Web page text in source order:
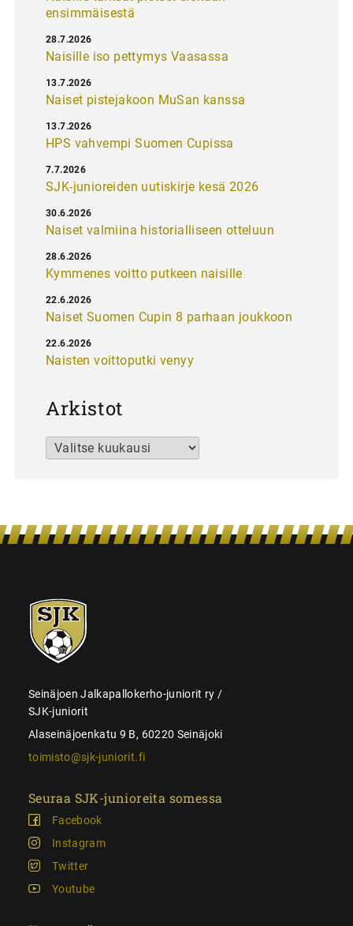
ensimmäisestä
Naisille iso pettymys Vaasassa
28.7.2026
Naiset pistejakoon MuSan kanssa
13.7.2026
HPS vahvempi Suomen Cupissa
13.7.2026
SJK-junioreiden uutiskirje kesä 2026
7.7.2026
Naiset valmiina historialliseen otteluun
30.6.2026
Kymmenes voitto putkeen naisille
28.6.2026
Naiset Suomen Cupin 8 parhaan joukkoon
22.6.2026
Naisten voittoputki venyy
22.6.2026
Arkistot
Arkistot
SJK-
juniorit
Seinäjoen Jalkapallokerho-juniorit ry /
SJK-juniorit
Alaseinäjoenkatu 9 B, 60220 Seinäjoki
toimisto@sjk-juniorit.fi
Seuraa SJK-junioreita somessa
Facebook
Instagram
Twitter
Youtube